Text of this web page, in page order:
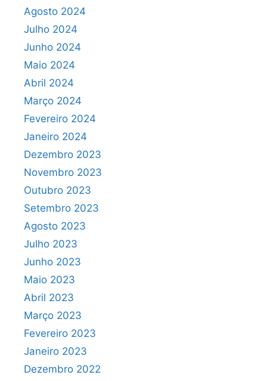
Agosto 2024
Julho 2024
Junho 2024
Maio 2024
Abril 2024
Março 2024
Fevereiro 2024
Janeiro 2024
Dezembro 2023
Novembro 2023
Outubro 2023
Setembro 2023
Agosto 2023
Julho 2023
Junho 2023
Maio 2023
Abril 2023
Março 2023
Fevereiro 2023
Janeiro 2023
Dezembro 2022